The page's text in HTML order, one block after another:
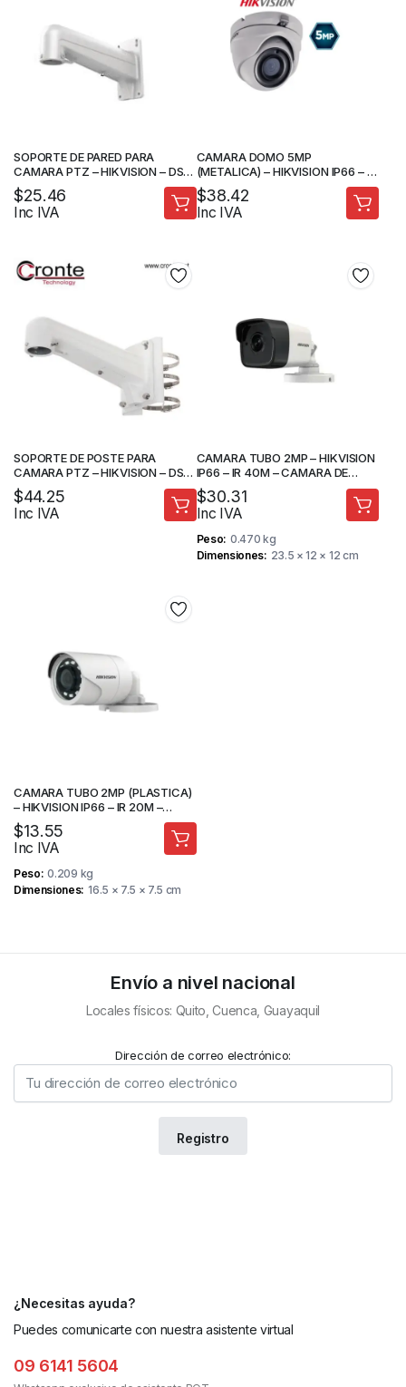
SOPORTE DE PARED PARA
CAMARA PTZ – HIKVISION – DS-
1602ZJ
$25.46
Inc IVA
CAMARA DOMO 5MP
(METALICA) – HIKVISION IP66 – IR
20M – CAMARAS DE SEGURIDAD
$38.42
Inc IVA
SOPORTE DE POSTE PARA
CAMARA PTZ – HIKVISION – DS-
16POLE
$44.25
Inc IVA
CAMARA TUBO 2MP – HIKVISION
IP66 – IR 40M – CAMARA DE
SEGURIDAD
$30.31
Inc IVA
Peso 0.470 kg
Dimensiones
23.5 × 12 × 12 cm
CAMARA TUBO 2MP (PLASTICA)
– HIKVISION IP66 – IR 20M –
CAMARA DE SEGURIDAD
$13.55
Inc IVA
Peso 0.209 kg
Dimensiones 16.5 × 7.5 × 7.5 cm
Envío a nivel nacional
Locales físicos: Quito, Cuenca, Guayaquil
Dirección de correo electrónico:
¿Necesitas ayuda?
Puedes comunicarte con nuestra asistente virtual
09 6141 5604